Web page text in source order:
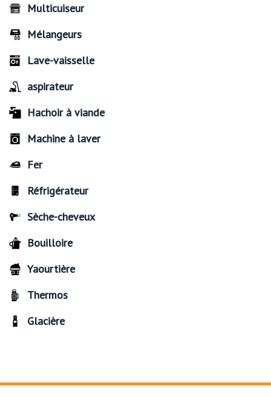
Multicuiseur
Mélangeurs
Lave-vaisselle
aspirateur
Hachoir à viande
Machine à laver
Fer
Réfrigérateur
Sèche-cheveux
Bouilloire
Yaourtière
Thermos
Glacière